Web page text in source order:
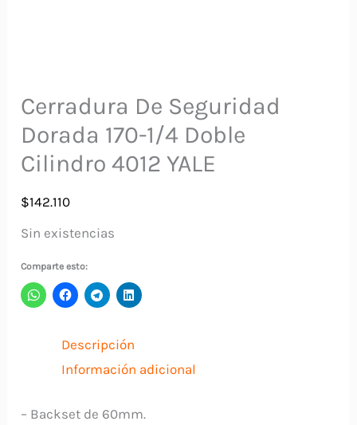
Cerradura De Seguridad
Dorada 170-1/4 Doble
Cilindro 4012 YALE
$142.110
Sin existencias
Comparte esto:
Descripción
Información adicional
– Backset de 60mm.